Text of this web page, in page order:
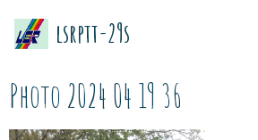
lsrptt-29s
Photo 2024 04 19 36